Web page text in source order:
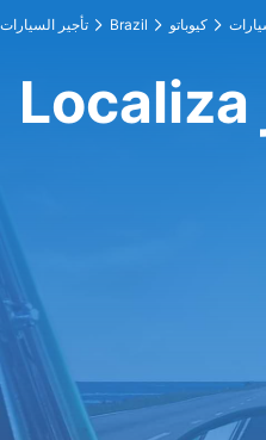
تأجير السيارات Brazil كيوباتو